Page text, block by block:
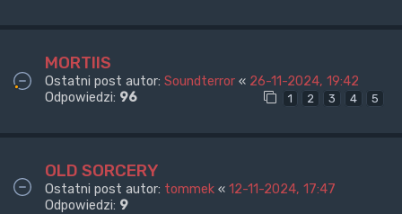
MORTIIS
Ostatni post autor: Soundterror « 26-11-2024, 19:42
Odpowiedzi: 96 1 2 3 4 5
OLD SORCERY
Ostatni post autor: tommek « 12-11-2024, 17:47
Odpowiedzi: 9